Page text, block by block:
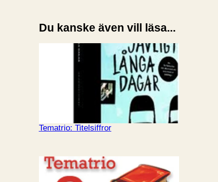
Du kanske även vill läsa...
Tematrio: Titelsiffror